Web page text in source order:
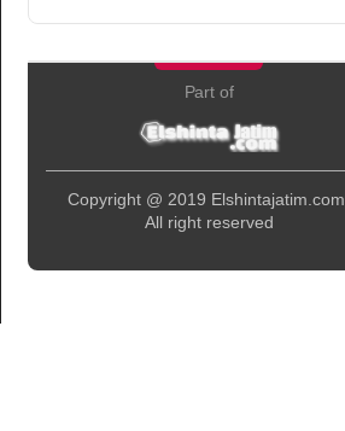
Budi” Pemerintah
Part of
Copyright @ 2019 Elshintajatim.com.
All right reserved